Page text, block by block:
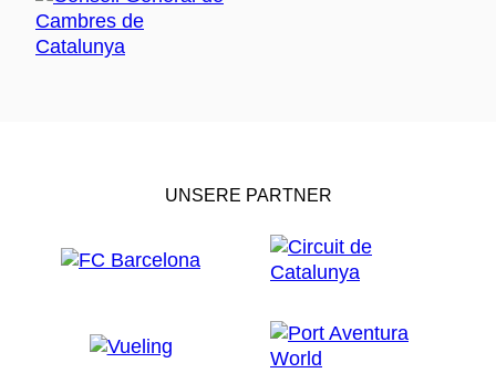
UNSERE PARTNER